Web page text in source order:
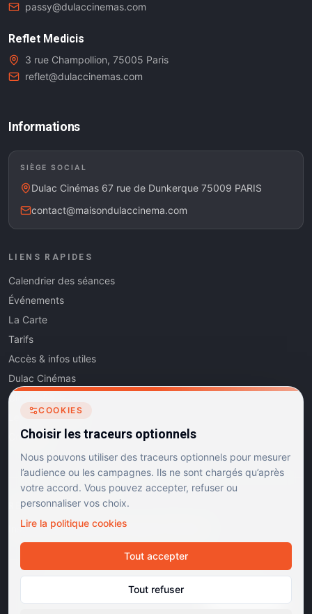
passy@dulaccinemas.com
Reflet Medicis
3 rue Champollion, 75005 Paris
reflet@dulaccinemas.com
Informations
SIÈGE SOCIAL
Dulac Cinémas 67 rue de Dunkerque 75009 PARIS
contact@maisondulaccinema.com
LIENS RAPIDES
Calendrier des séances
Événements
La Carte
Tarifs
Accès & infos utiles
Dulac Cinémas
Cinéma5
Les Dits de l'Art
Contact
RÉSEAUX SOCIAUX
Instagram Facebook Linkedin
Dulac Cinémas. Tous droits réservés.
Mentions légalesConfidentialitéCookiesGérer les cookies
COOKIES
Choisir les traceurs optionnels
Nous pouvons utiliser des traceurs optionnels pour mesurer
l’audience ou les campagnes. Ils ne sont chargés qu’après
votre accord. Vous pouvez accepter, refuser ou
personnaliser vos choix.
Lire la politique cookies
Tout accepter
Tout refuser